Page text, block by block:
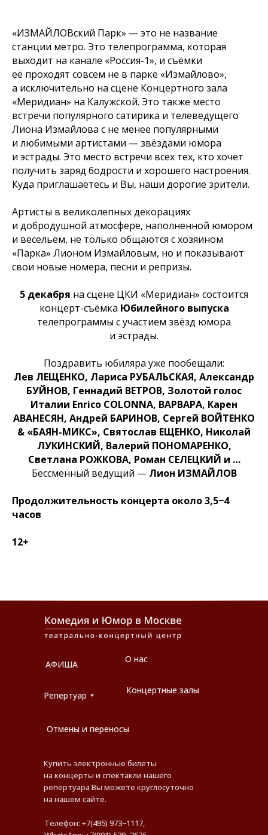
«ИЗМАЙЛОВский Парк» — это не название
станции метро. Это телепрограмма, которая
выходит на канале «Россия-1», и съёмки
её проходят совсем не в парке «Измайлово»,
а исключительно на сцене Концертного зала
«Меридиан» на Калужской. Это также место
встречи популярного сатирика и телеведущего
Лиона Измайлова с не менее популярными
и любимыми артистами — звёздами юмора
и эстрады. Это место встречи всех тех, кто хочет
получить заряд бодрости и хорошего настроения.
Куда приглашаетесь и Вы, наши дорогие зрители.
Артисты в великолепных декорациях
и добродушной атмосфере, наполненной юмором
и весельем, не только общаются с хозяином
«Парка» Лионом Измайловым, но и показывают
свои новые номера, песни и репризы.
5 декабря на сцене ЦКИ «Меридиан» состоится
концерт-съёмка Юбилейного выпуска
телепрограммы с участием звёзд юмора
и эстрады.
Поздравить юбиляра уже пообещали:
Лев ЛЕЩЕНКО, Лариса РУБАЛЬСКАЯ, Александр
БУЙНОВ, Геннадий ВЕТРОВ, Золотой голос
Италии Enrico COLONNA, ВАРВАРА, Карен
АВАНЕСЯН, Андрей БАРИНОВ, Сергей ВОЙТЕНКО
& «БАЯН-МИКС», Святослав ЕЩЕНКО, Николай
ЛУКИНСКИЙ, Валерий ПОНОМАРЕНКО,
Светлана РОЖКОВА, Роман СЕЛЕЦКИЙ и …
Бессменный ведущий — Лион ИЗМАЙЛОВ
Продолжительность концерта около 3,5−4
часов
12+
АФИША О нас
Репертуар Концертные залы
Отмены и переносы
Купить электронные билеты
на концерты и спектакли нашего
репертуара Вы можете круглосуточно
на нашем сайте.
Телефон: +7(495) 973−1117,